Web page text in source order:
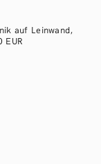
auf Leinwand,